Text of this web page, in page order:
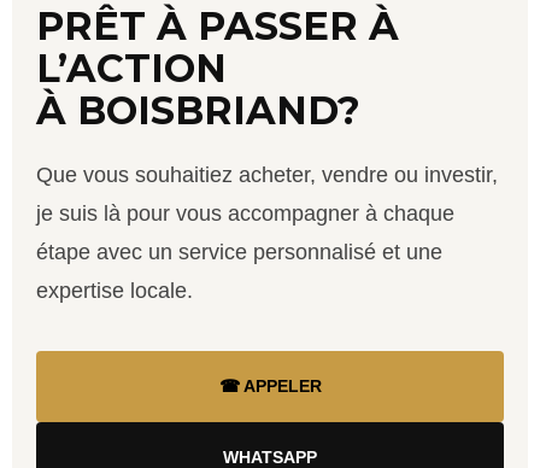
PRÊT À PASSER À
L’ACTION
À BOISBRIAND?
Que vous souhaitiez acheter, vendre ou investir,
je suis là pour vous accompagner à chaque
étape avec un service personnalisé et une
expertise locale.
☎ APPELER
WHATSAPP